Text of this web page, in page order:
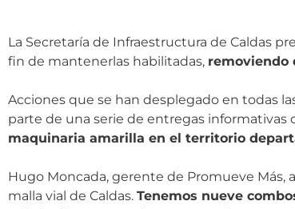
La Secretaría de Infraestructura de Caldas
fin de mantenerlas habilitadas, removiendo
Acciones que se han desplegado en todas
parte de una serie de entregas informativas
maquinaria amarilla en el territorio
Hugo Moncada, gerente de Promueve
malla vial de Caldas. Tenemos nueve